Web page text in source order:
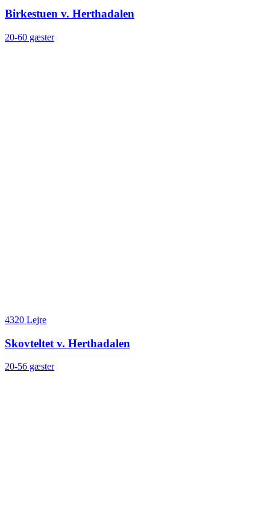
Birkestuen v. Herthadalen
20-60 gæster
4320 Lejre
Skovteltet v. Herthadalen
20-56 gæster